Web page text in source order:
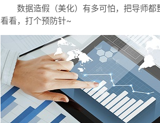
数据造假（美化）有多可怕，把导师
看看，打个预防针~